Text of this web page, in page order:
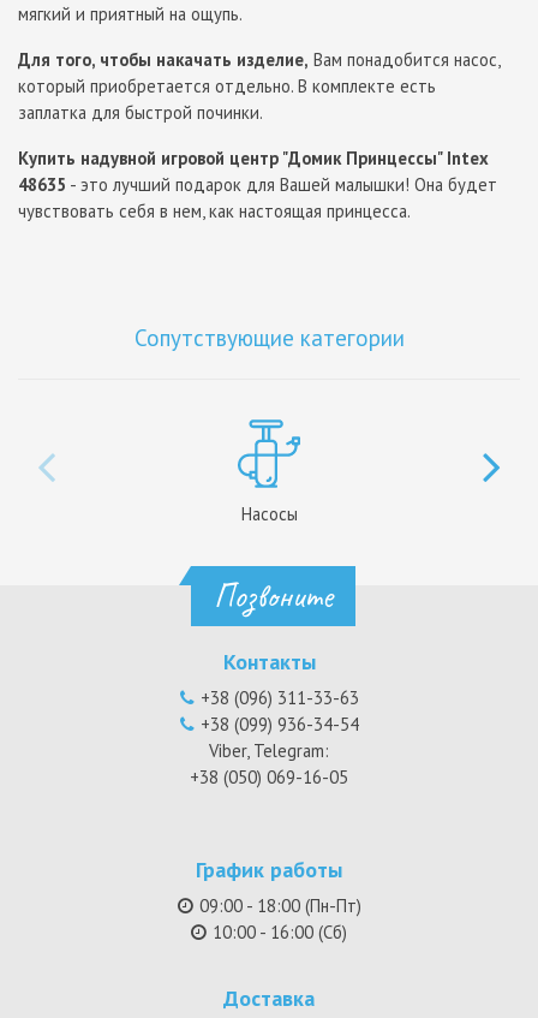
мягкий и приятный на ощупь.
Для того, чтобы накачать изделие, Вам понадобится насос,
который приобретается отдельно. В комплекте есть
заплатка для быстрой починки.
Купить надувной игровой центр "Домик Принцессы" Intex
48635 - это лучший подарок для Вашей малышки! Она будет
чувствовать себя в нем, как настоящая принцесса.
Сопутствующие категории
Насосы
Позвоните
Контакты
+38 (096) 311-33-63
+38 (099) 936-34-54
Viber, Telegram:
+38 (050) 069-16-05
График работы
09:00 - 18:00 (Пн-Пт)
10:00 - 16:00 (Сб)
Доставка